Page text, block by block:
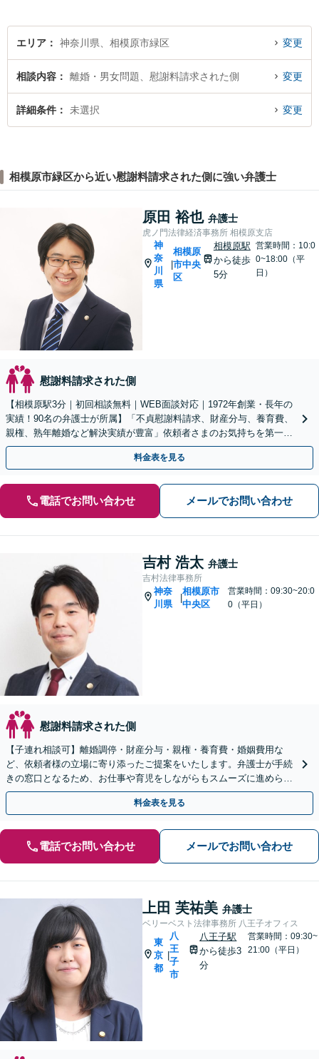
エリア 神奈川県、相模原市緑区 変更
相談内容 離婚・男女問題、慰謝料請求された側 変更
詳細条件 未選択 変更
相模原市緑区から近い慰謝料請求された側に強い弁護士
原田 裕也 弁護士
虎ノ門法律経済事務所 相模原支店
神
奈
川
県
相模原
市中央
区
相模原駅
から徒歩
5分
営業時間：10:0
0~18:00（平
日）
慰謝料請求された側
【相模原駅3分｜初回相談無料｜WEB面談対応｜1972年創業・長年の
実績！90名の弁護士が所属】「不貞慰謝料請求、財産分与、養育費、
親権、熟年離婚など解決実績が豊富」依頼者さまのお気持ちを第一に
考えた対応を心がけます【休日・夜間相談可】
料金表を見る
電話でお問い合わせ メールでお問い合わせ
吉村 浩太 弁護士
吉村法律事務所
神奈
川県
相模原市
中央区
営業時間：09:30~20:0
0（平日）
慰謝料請求された側
【子連れ相談可】離婚調停・財産分与・親権・養育費・婚姻費用な
ど、依頼者様の立場に寄り添ったご提案をいたします。弁護士が手続
きの窓口となるため、お仕事や育児をしながらもスムーズに進められ
ます。【相模原駅徒歩12分】【秘密厳守】
料金表を見る
電話でお問い合わせ メールでお問い合わせ
上田 芙祐美 弁護士
ベリーベスト法律事務所 八王子オフィス
東
京
都
|
八
王
子
市
八王子駅
から徒歩3
分
営業時間：09:30~
21:00（平日）